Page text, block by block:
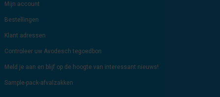
Mijn account
Bestellingen
Klant adressen
Controleer uw Avodesch tegoedbon
Meld je aan en blijf op de hoogte van interessant nieuws!
Sample-pack-afvalzakken